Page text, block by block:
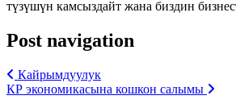
түзүшүн камсыздайт жана биздин
Post navigation
Кайрымдуулук
КР экономикасына кошкон салымы